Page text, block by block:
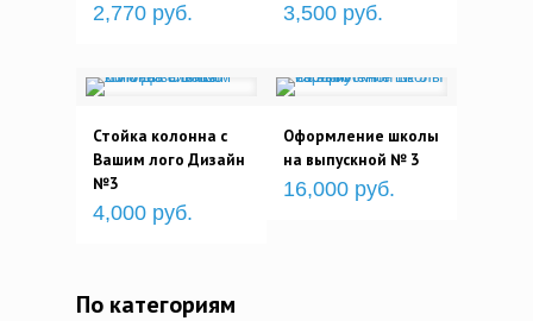
2,770 руб. 3,500 руб.
Стойка колонна с
Вашим лого Дизайн
№3
4,000 руб.
Оформление школы
на выпускной № 3
16,000 руб.
По категориям